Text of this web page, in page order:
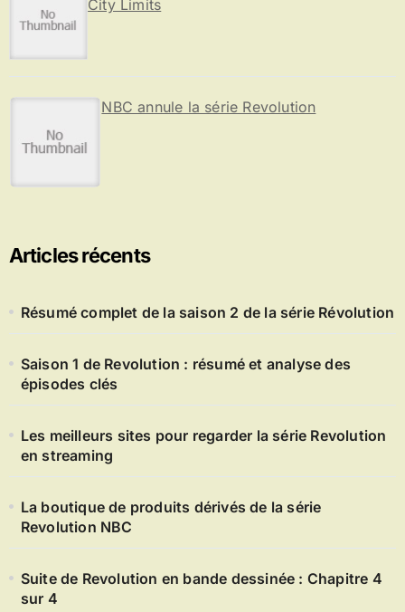
City Limits
NBC annule la série Revolution
Articles récents
Résumé complet de la saison 2 de la série Révolution
Saison 1 de Revolution : résumé et analyse des
épisodes clés
Les meilleurs sites pour regarder la série Revolution
en streaming
La boutique de produits dérivés de la série
Revolution NBC
Suite de Revolution en bande dessinée : Chapitre 4
sur 4